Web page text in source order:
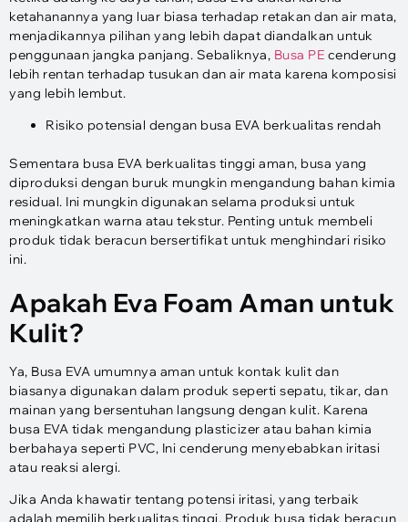
ketahanannya yang luar biasa terhadap retakan dan air mata,
menjadikannya pilihan yang lebih dapat diandalkan untuk
penggunaan jangka panjang. Sebaliknya, Busa PE cenderung
lebih rentan terhadap tusukan dan air mata karena komposisi
yang lebih lembut.
Risiko potensial dengan busa EVA berkualitas rendah
Sementara busa EVA berkualitas tinggi aman, busa yang
diproduksi dengan buruk mungkin mengandung bahan kimia
residual. Ini mungkin digunakan selama produksi untuk
meningkatkan warna atau tekstur. Penting untuk membeli
produk tidak beracun bersertifikat untuk menghindari risiko
ini.
Apakah Eva Foam Aman untuk
Kulit?
Ya, Busa EVA umumnya aman untuk kontak kulit dan
biasanya digunakan dalam produk seperti sepatu, tikar, dan
mainan yang bersentuhan langsung dengan kulit. Karena
busa EVA tidak mengandung plasticizer atau bahan kimia
berbahaya seperti PVC, Ini cenderung menyebabkan iritasi
atau reaksi alergi.
Jika Anda khawatir tentang potensi iritasi, yang terbaik